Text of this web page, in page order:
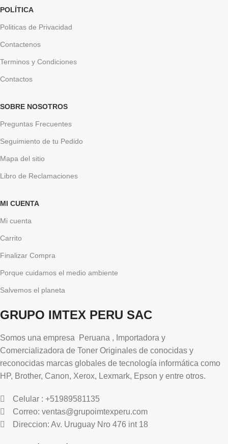
POLÍTICA
Politicas de Privacidad
Contactenos
Terminos y Condiciones
Contactos
SOBRE NOSOTROS
Preguntas Frecuentes
Seguimiento de tu Pedido
Mapa del sitio
Libro de Reclamaciones
MI CUENTA
Mi cuenta
Carrito
Finalizar Compra
Porque cuidamos el medio ambiente
Salvemos el planeta
GRUPO IMTEX PERU SAC
Somos una empresa Peruana , Importadora y
Comercializadora de Toner Originales de conocidas y
reconocidas marcas globales de tecnología informática como
HP, Brother, Canon, Xerox, Lexmark, Epson y entre otros.
Celular : +51989581135
Correo: ventas@grupoimtexperu.com
Direccion: Av. Uruguay Nro 476 int 18